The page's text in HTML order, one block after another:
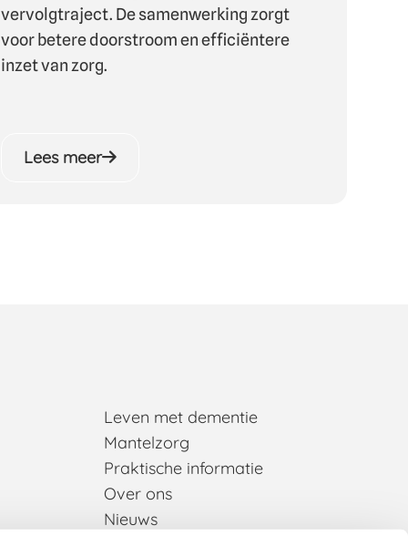
vervolgtraject. De samenwerking zorgt
voor betere doorstroom en efficiëntere
inzet van zorg.
Lees meer
Leven met dementie
Mantelzorg
Praktische informatie
Over ons
Nieuws